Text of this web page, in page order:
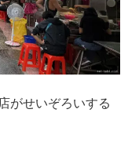
がせいぞろいする